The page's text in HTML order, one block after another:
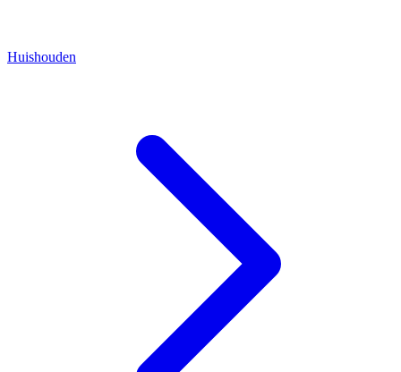
Huishouden